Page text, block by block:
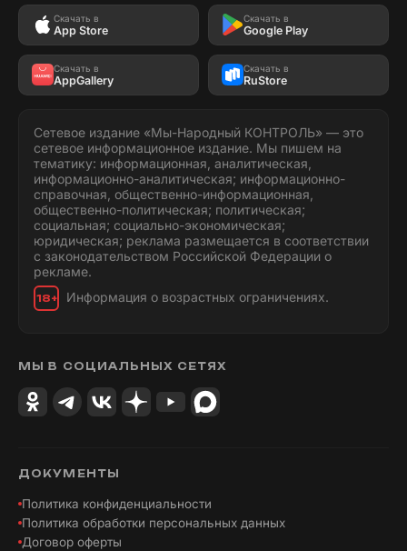
Скачать в
App Store
Скачать в
Google Play
Скачать в
AppGallery
Скачать в
RuStore
Сетевое издание «Мы-Народный КОНТРОЛЬ» — это
сетевое информационное издание. Мы пишем на
тематику: информационная, аналитическая,
информационно-аналитическая; информационно-
справочная, общественно-информационная,
общественно-политическая; политическая;
социальная; социально-экономическая;
юридическая; реклама размещается в соответствии
с законодательством Российской Федерации о
рекламе.
18+ Информация о возрастных ограничениях.
МЫ В СОЦИАЛЬНЫХ СЕТЯХ
ДОКУМЕНТЫ
Политика конфиденциальности
Политика обработки персональных данных
Договор оферты